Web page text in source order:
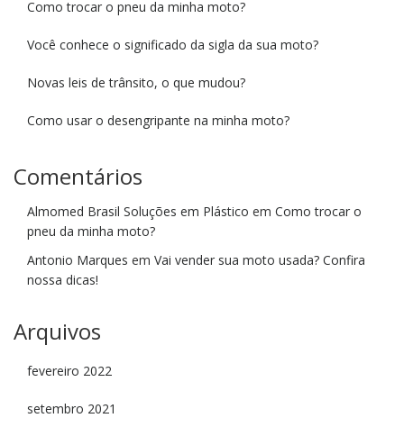
Como trocar o pneu da minha moto?
Você conhece o significado da sigla da sua moto?
Novas leis de trânsito, o que mudou?
Como usar o desengripante na minha moto?
Comentários
Almomed Brasil Soluções em Plástico em Como trocar o
pneu da minha moto?
Antonio Marques em Vai vender sua moto usada? Confira
nossa dicas!
Arquivos
fevereiro 2022
setembro 2021